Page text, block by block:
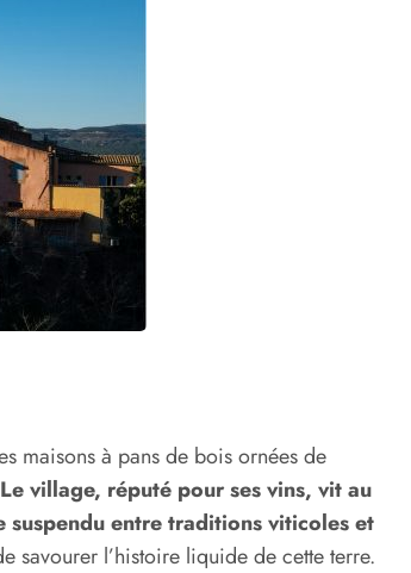
maisons à pans de bois ornées de
Le village, réputé pour ses vins, vit au
suspendu entre traditions viticoles et
savourer l’histoire liquide de cette terre.